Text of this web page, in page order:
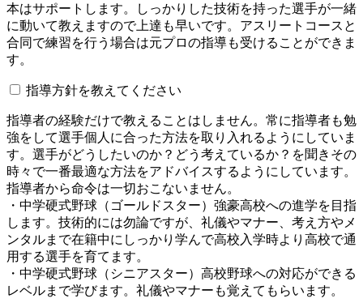
本はサポートします。しっかりした技術を持った選手が一緒
に動いて教えますので上達も早いです。アスリートコースと
合同で練習を行う場合は元プロの指導も受けることができま
す。
指導方針を教えてください
指導者の経験だけで教えることはしません。常に指導者も勉
強をして選手個人に合った方法を取り入れるようにしていま
す。選手がどうしたいのか？どう考えているか？を聞きその
時々で一番最適な方法をアドバイスするようにしています。
指導者から命令は一切おこないません。
・中学硬式野球（ゴールドスター）強豪高校への進学を目指
します。技術的には勿論ですが、礼儀やマナー、考え方やメ
ンタルまで在籍中にしっかり学んで高校入学時より高校で通
用する選手を育てます。
・中学硬式野球（シニアスター）高校野球への対応ができる
レベルまで学びます。礼儀やマナーも覚えてもらいます。